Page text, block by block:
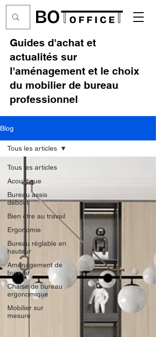
Guides d'achat et
actualités sur
l'aménagement et le choix
du mobilier de bureau
professionnel
Blog
Tous les articles
Acoustique
Bureau assis
debout
Bien être au travail
Ergonomie
Bureau réglable en
hauteur
Aménagement de
bureau
Chaise de bureau
ergonomique
Mobilier sur
mesure
Tous les articles